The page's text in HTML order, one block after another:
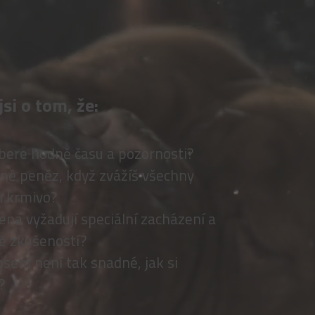
o tom, že:
hodně času a pozornosti?
peněz, když zvážíš všechny
krmivo?
vyžadují speciální zacházení a
zkušeností?
není tak snadné, jak si